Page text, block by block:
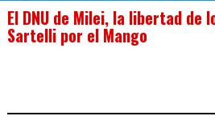
El DNU de Milei, la libertad de
Sartelli por el Mango